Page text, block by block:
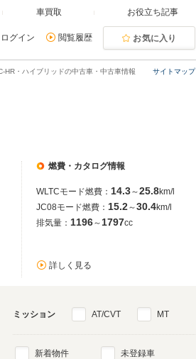
車買取 お役立ち記事
ログイン 閲覧履歴 お気に入り
サイトマップ
HR・ハイブリッドの中古車・中古車情報
燃費・カタログ情報
WLTCモード燃費： 14.3～25.8km/l
JC08モード燃費： 15.2～30.4km/l
排気量： 1196～ 1797cc
詳しく見る
ミッション AT/CVT MT
新着物件 未登録車